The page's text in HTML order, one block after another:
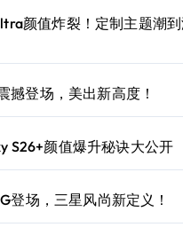
颜值炸裂！定制主题潮
撼登场，美出新高度！
S26+颜值爆升秘诀大公开
登场，三星风尚新定义！